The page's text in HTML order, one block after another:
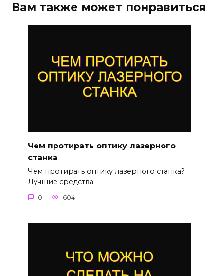
Вам также может понравиться
Чем протирать оптику лазерного
станка
Чем протирать оптику лазерного станка?
Лучшие средства
0 604